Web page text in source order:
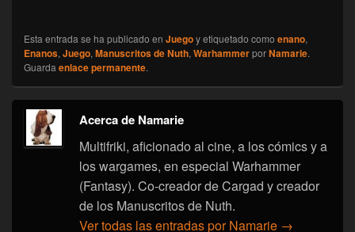
Esta entrada se ha publicado en Juegoy etiquetado como enano,
Enanos, Juego, Manuscritos de Nuth, WarhammerporNamarie.
Guarda enlace permanente.
Acerca de Namarie
Multifriki, aficionado al cine, a los cómics y a
los wargames, en especial Warhammer
(Fantasy). Co-creador de Cargad y creador
de los Manuscritos de Nuth.
Ver todas las entradas por Namarie →